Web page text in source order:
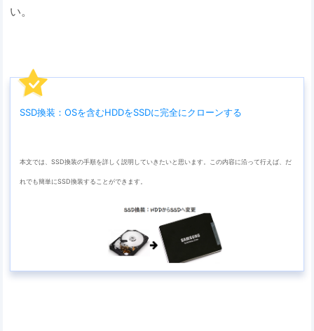
い。
SSD換装：OSを含むHDDをSSDに完全にクローンする
本文では、SSD換装の手順を詳しく説明していきたいと思います。この内容に沿って行えば、だ
れでも簡単にSSD換装することができます。